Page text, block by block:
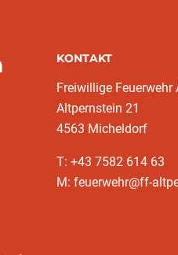
KONTAKT
Freiwillige Feuerwehr
Altpernstein 21
4563 Micheldorf
T: +43 7582 614 63
M: feuerwehr@ff-